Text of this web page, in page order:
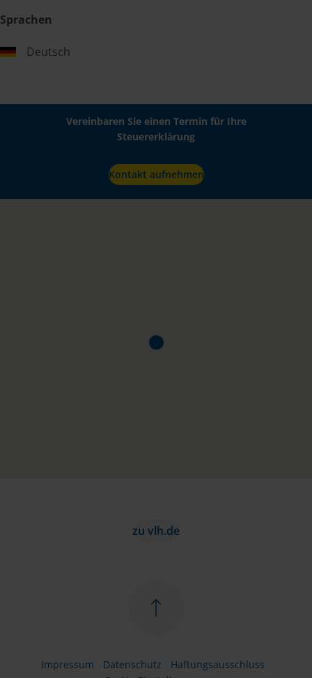
Sprachen
Deutsch
Vereinbaren Sie einen Termin für Ihre
Steuererklärung
Kontakt aufnehmen
zu vlh.de
Impressum Datenschutz
Haftungsausschluss